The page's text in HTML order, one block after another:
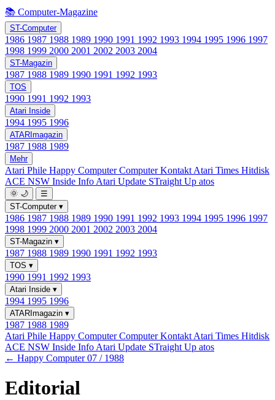
📚 Computer-Magazine
ST-Computer
1986 1987 1988 1989 1990 1991 1992 1993 1994 1995 1996 1997
1998 1999 2000 2001 2002 2003 2004
ST-Magazin
1987 1988 1989 1990 1991 1992 1993
TOS
1990 1991 1992 1993
Atari Inside
1994 1995 1996
ATARImagazin
1987 1988 1989
Mehr
Atari Phile Happy ComputerComputer Kontakt Atari Times Hitdisk
ACE NSW Inside Info Atari Update STraight Up atos
🌞 🌙
☰
ST-Computer ▾
1986 1987 1988 1989 1990 1991 1992 1993 1994 1995 1996 1997
1998 1999 2000 2001 2002 2003 2004
ST-Magazin ▾
1987 1988 1989 1990 1991 1992 1993
TOS ▾
1990 1991 1992 1993
Atari Inside ▾
1994 1995 1996
ATARImagazin ▾
1987 1988 1989
Atari Phile Happy ComputerComputer Kontakt Atari Times Hitdisk
ACE NSW Inside Info Atari Update STraight Up atos
← Happy Computer 07 / 1988
Editorial